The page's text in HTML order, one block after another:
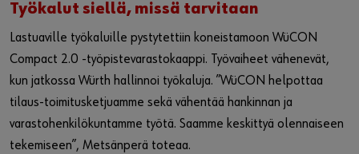
Työkalut siellä, missä tarvitaan
Lastuaville työkaluille pystytettiin koneistamoon WüCON
Compact 2.0 -työpistevarastokaappi. Työvaiheet vähenevät,
kun jatkossa Würth hallinnoi työkaluja. ”WüCON helpottaa
tilaus-toimitusketjuamme sekä vähentää hankinnan ja
varastohenkilökuntamme työtä. Saamme keskittyä olennaiseen
tekemiseen”, Metsänperä toteaa.